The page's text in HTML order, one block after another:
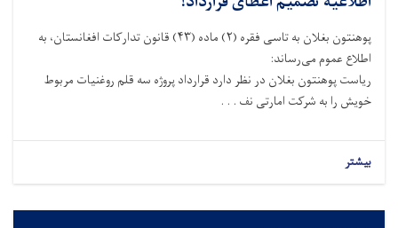
پوهنتون بغلان به تاسی فقره (۲) ماده (۴۳) قانون تدارکات افغانستان، به
اطلاع عموم می‌رساند:
ریاست پوهنتون بغلان در نظر دارد قرارداد پروژه سه قلم روغنیات مربوط
خویش را به شرکت امارتی نف . . .
بیشتر